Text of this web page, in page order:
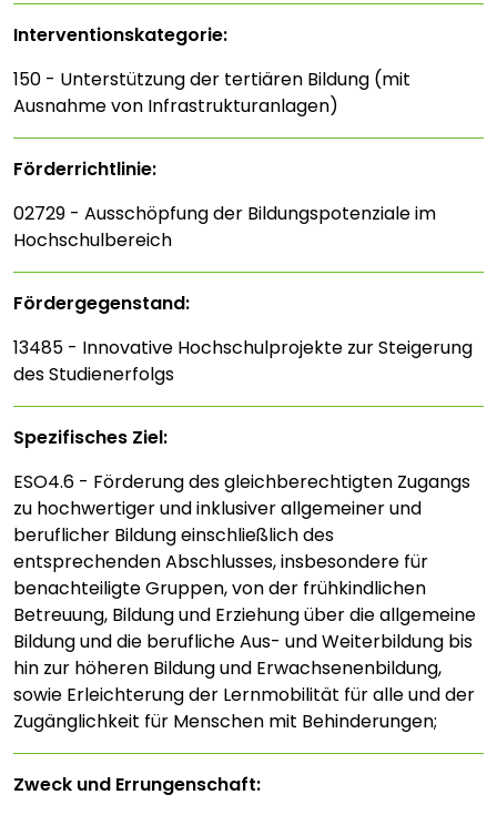
Interventions­kategorie:
150 - Unterstützung der tertiären Bildung (mit
Ausnahme von Infrastrukturanlagen)
Förderrichtlinie:
02729 - Ausschöpfung der Bildungspotenziale im
Hochschulbereich
Fördergegenstand:
13485 - Innovative Hochschulprojekte zur Steigerung
des Studienerfolgs
Spezifisches Ziel:
ESO4.6 - Förderung des gleichberechtigten Zugangs
zu hochwertiger und inklusiver allgemeiner und
beruflicher Bildung einschließlich des
entsprechenden Abschlusses, insbesondere für
benachteiligte Gruppen, von der frühkindlichen
Betreuung, Bildung und Erziehung über die allgemeine
Bildung und die berufliche Aus- und Weiterbildung bis
hin zur höheren Bildung und Erwachsenenbildung,
sowie Erleichterung der Lernmobilität für alle und der
Zugänglichkeit für Menschen mit Behinderungen;
Zweck und Errungenschaft: